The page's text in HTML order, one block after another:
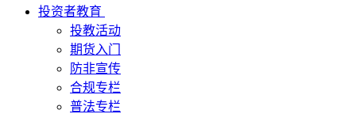
投资者教育
投教活动
期货入门
防非宣传
合规专栏
普法专栏